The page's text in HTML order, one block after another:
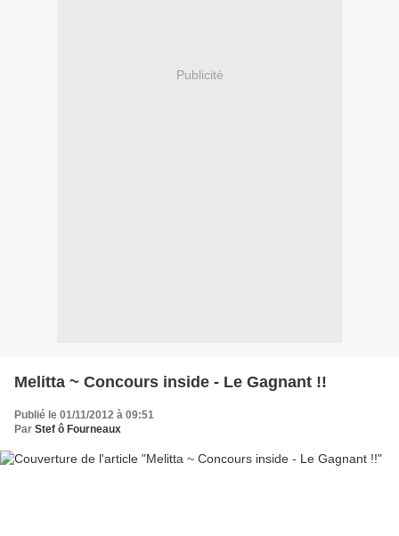
Publicité
Melitta ~ Concours inside - Le Gagnant !!
Publié le 01/11/2012 à 09:51
Par Stef ô Fourneaux